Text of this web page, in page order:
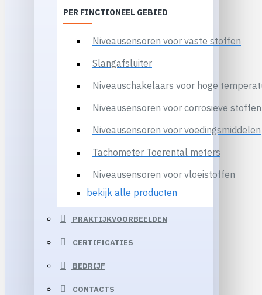
PER FINCTIONEEL GEBIED
Niveausensoren voor vaste stoffen
Slangafsluiter
Niveauschakelaars voor hoge
Niveausensoren voor corrosieve stoffen
Niveausensoren voor voedingsmiddelen
Tachometer Toerental meters
Niveausensoren voor vloeistoffen
bekijk alle producten
PRAKTIJKVOORBEELDEN
CERTIFICATIES
BEDRIJF
CONTACTS